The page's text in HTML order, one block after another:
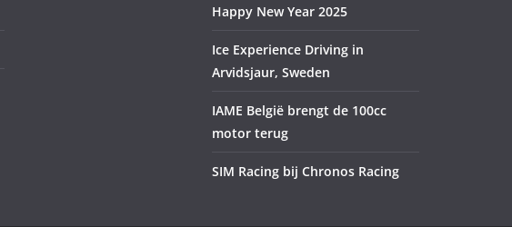
Happy New Year 2025
Ice Experience Driving in
Arvidsjaur, Sweden
IAME België brengt de 100cc
motor terug
SIM Racing bij Chronos Racing